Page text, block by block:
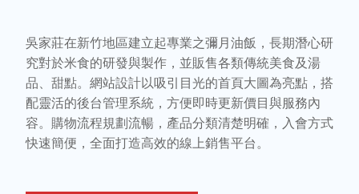
吳家莊在新竹地區建立起專業之彌月油飯，長期潛心研
究對於米食的研發與製作，並販售各類傳統美食及湯
品、甜點。網站設計以吸引目光的首頁大圖為亮點，搭
配靈活的後台管理系統，方便即時更新價目與服務內
容。購物流程規劃流暢，產品分類清楚明確，入會方式
快速簡便，全面打造高效的線上銷售平台。